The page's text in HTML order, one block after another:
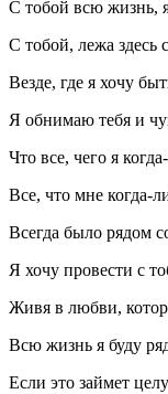
С тобой всю жизнь,
С тобой, лежа здесь
Везде, где я хочу
Я обнимаю тебя и
Что все, чего я
Все, что мне когда-
Всегда было рядом
Я хочу провести с
Живя в любви,
Всю жизнь я буду
Если это займет